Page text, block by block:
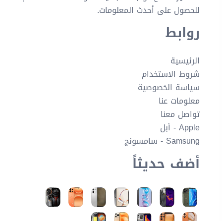
للحصول على أحدث المعلومات.
روابط
الرئيسية
شروط الاستخدام
سياسة الخصوصية
معلومات عنا
تواصل معنا
Apple - أبل
Samsung - سامسونج
أضف حديثاً